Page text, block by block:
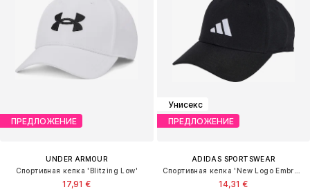
ПРЕДЛОЖЕНИЕ
UNDER ARMOUR
Спортивная кепка 'Blitzing Low'
17,91 €
Унисекс
ПРЕДЛОЖЕНИЕ
ADIDAS SPORTSWEAR
14,31 €